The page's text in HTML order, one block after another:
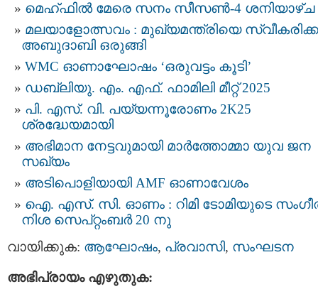
മെഹ്ഫിൽ മേരെ സനം സീസൺ-4 ശനിയാഴ്ച
മ​ല​യാ​ളോ​ത്സ​വം : മുഖ്യമന്ത്രിയെ
അബുദാബി ഒരുങ്ങി
WMC ഓണാഘോഷം ‘ഒരുവട്ടം കൂടി’
ഡബ്ലിയു. എം. എഫ്. ഫാമിലി മീറ്റ് 2025
പി. എസ്. വി. പയ്യന്നൂരോണം 2K25
ശ്രദ്ധേയമായി
അഭിമാന നേട്ടവുമായി മാർത്തോമ്മാ യുവ ജന
സഖ്യം
അടിപൊളിയായി AMF ഓണാവേശം
ഐ. എസ്. സി. ഓണം : റിമി ടോമിയുടെ
നിശ സെപ്റ്റംബർ 20 നു
വായിക്കുക: ആഘോഷം, പ്രവാസി, സംഘടന
അഭിപ്രായം എഴുതുക: